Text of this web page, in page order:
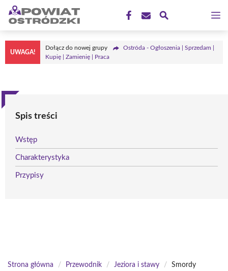
Przejdź
treści
UWAGA!
Dołącz do nowej grupy
Ostróda - Ogłoszenia | Sprzedam |
Kupię | Zamienię | Praca
Spis treści
Wstęp
Charakterystyka
Przypisy
Strona główna / Przewodnik / Jeziora i stawy / Smordy